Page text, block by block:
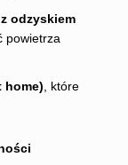
odzyskiem
powietrza
home), które